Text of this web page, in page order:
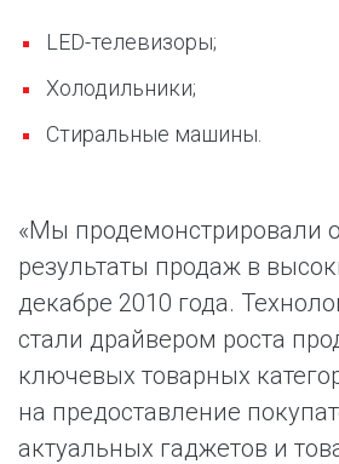
LED-телевизоры;
Холодильники;
Стиральные машины.
«Мы продемонстрировали
результаты продаж в
декабре 2010 года.
стали драйвером роста
ключевых товарных
на предоставление
актуальных гаджетов и